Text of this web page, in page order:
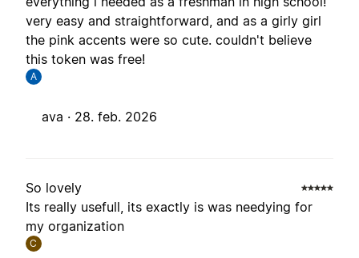
very easy and straightforward, and as a girly girl
the pink accents were so cute. couldn't believe
this token was free!
A
ava · 28. feb. 2026
So lovely
Its really usefull, its exactly is was needying for
my organization
C